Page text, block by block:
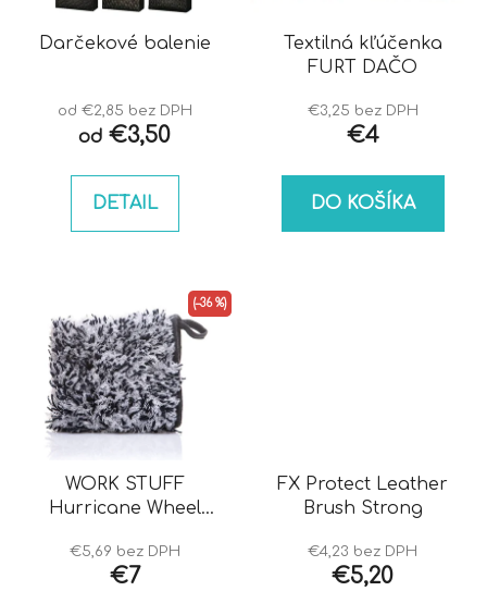
Darčekové balenie
od €2,85 bez DPH
od €3,50
DETAIL
Textilná kľúčenka
FURT DAČO
€3,25 bez DPH
€4
DO KOŠÍKA
WORK STUFF
Hurricane Wheel
rukavica na
umývanie kolies
€5,69 bez DPH
€7
(–36 %)
FX Protect Leather
Brush Strong
€4,23 bez DPH
€5,20